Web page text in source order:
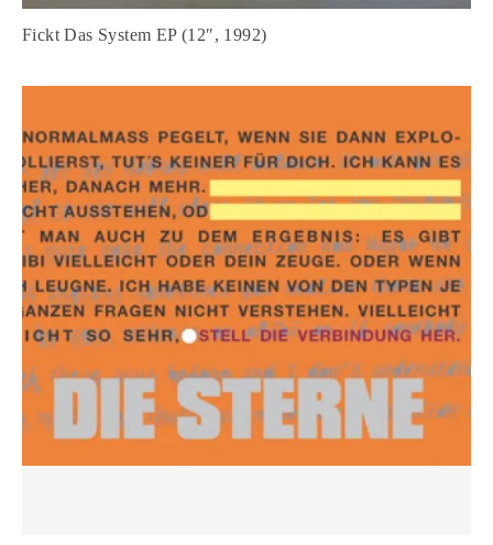
Fickt Das System EP (12″, 1992)